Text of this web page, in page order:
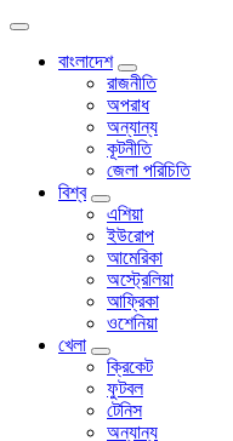
বাংলাদেশ
রাজনীতি
অপরাধ
অন্যান্য
কূটনীতি
জেলা পরিচিতি
বিশ্ব
এশিয়া
ইউরোপ
আমেরিকা
অস্ট্রেলিয়া
আফ্রিকা
ওশেনিয়া
খেলা
ক্রিকেট
ফুটবল
টেনিস
অন্যান্য